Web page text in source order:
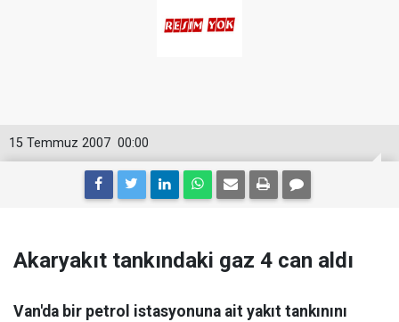
00:00
15 Temmuz 2007
Akaryakıt tankındaki gaz 4 can aldı
Van'da bir petrol istasyonuna ait yakıt tankınını